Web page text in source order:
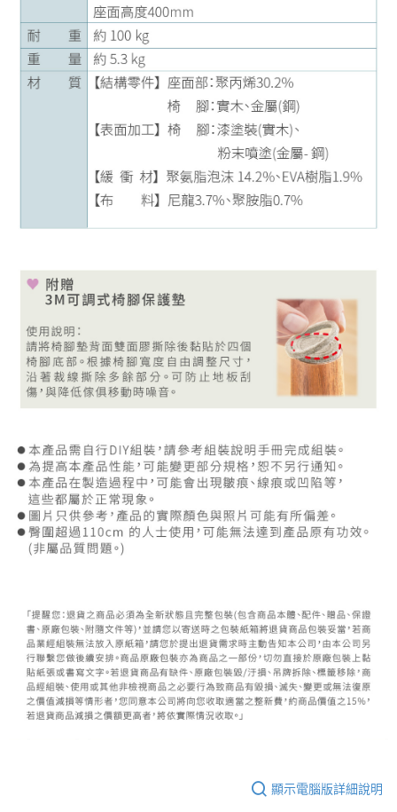
顯示電腦版詳細說明